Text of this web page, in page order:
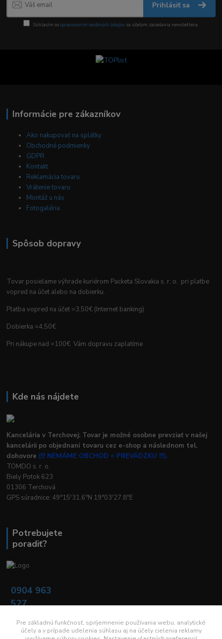
Prihlásiť sa
Súhlasím sospracovaním osobných údajov za účelom zasielania newslettera.
Informácie pre zákazníkov
Ako nakupovať na splátky
Obchodné podmienky
GDPR
Kontakt
Reklamácia tovaru
Vrátenie tovaru
Montáž u nás
Fotogaléria
Spôsob dopravy
Tovar posielame výhrade kuriérom Packeta Slovakia s. r. o. pri platbe
vopred na účet alebo na dobierku.
Platba vopred na účet =3,50€ (Internet banking)
Dobierka =4,50€
Pri nákupe nad =100€ Vám dopravu zaplatíme
Kde nás nájdete
Kancelária v Terchovej: Tovar je možné osobne prevziať v našej
kancelárii po objednaní tovaru cez e-shop a následnom tel.
dohovore (!!! NEMÁME OBCHOD = PREVÁDZKU !!!).
TOMDO s. r. o.
Biely Potok 623
01306 Terchová
GPS súradnice: 49°15'31.6"N 19°03'27.8"E
Potrebujete
poradiť?
0904 963
527
16:00
Pre základnú funkčnosť, spríjemnenie používania webu, analytické
účely a v prípade udelenia súhlasu aj na účely cielenia reklamy